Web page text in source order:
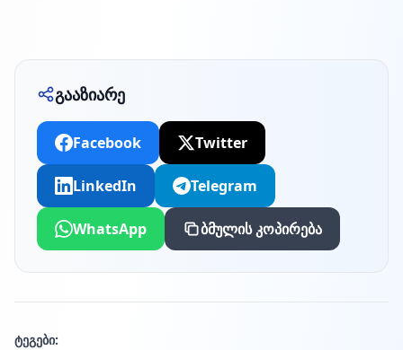
გააზიარე
Facebook Twitter
LinkedIn Telegram
WhatsApp ბმულის კოპირება
ტეგები: